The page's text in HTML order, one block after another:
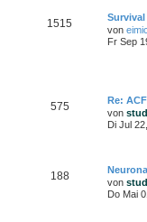
1515
von
Fr Sep
575
Re:
von
Di Jul
188
von
Do Mai